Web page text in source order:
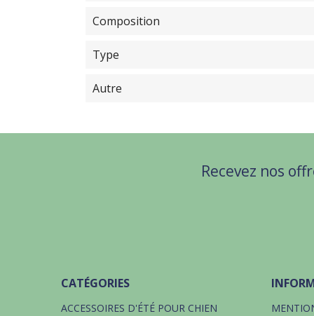
Composition
Type
Autre
Recevez nos
CATÉGORIES
ACCESSOIRES D'ÉTÉ POUR CHIEN